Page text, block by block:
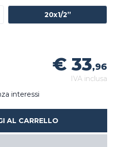
20x1/2”
€ 33,96
IVA inclusa
interessi
AL CARRELLO